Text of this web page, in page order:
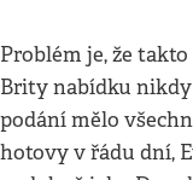
Problém je, že
Brity nabídku
podání mělo
hotovy v řádu dní,